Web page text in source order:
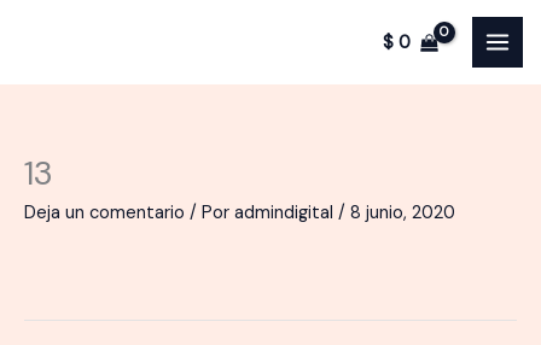
contenido
$0
13
Deja un comentario / Por admindigital / 8 junio, 2020